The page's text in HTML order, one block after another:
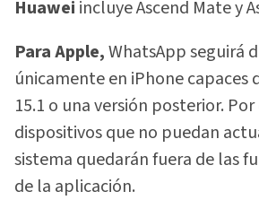
Huawei incluye Ascend Mate y
Para Apple,WhatsApp seguirá
únicamente en iPhone capaces
15.1 o una versión posterior.
dispositivos que no puedan
sistema quedarán fuera de las
de la aplicación.